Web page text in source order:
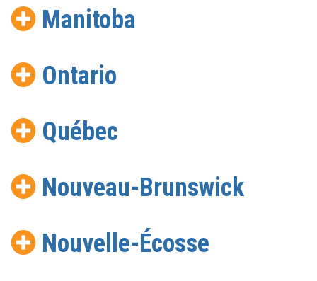
Manitoba
Ontario
Québec
Nouveau-Brunswick
Nouvelle-Écosse